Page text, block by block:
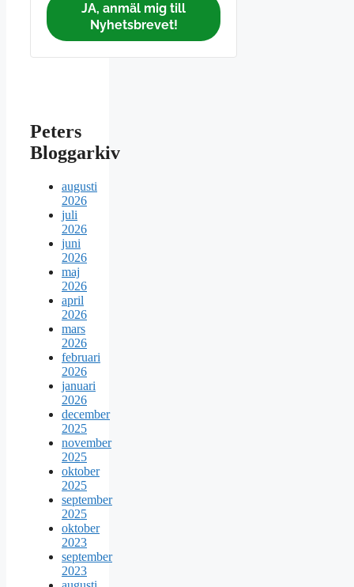
JA, anmäl mig till
Nyhetsbrevet!
Peters
Bloggarkiv
augusti
2026
juli
2026
juni
2026
maj
2026
april
2026
mars
2026
februari
2026
januari
2026
december
2025
november
2025
oktober
2025
september
2025
oktober
2023
september
2023